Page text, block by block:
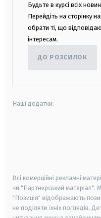
Будьте в курсі всіх
Перейдіть на сторінку
обрати ті, що
інтересам.
ДО РОЗСИЛОК
Наші додатки:
Всі комерційні рекламні
чи "Партнерський матеріал".
"Позиція" відображають
не поділяти їхніх поглядів.